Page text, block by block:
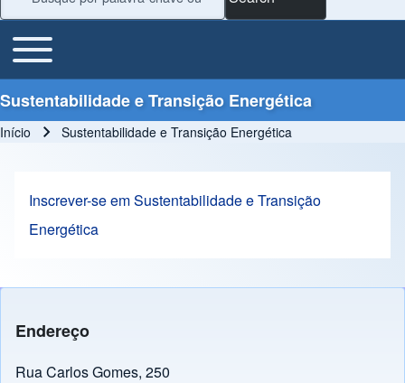
Main Menu
Toggle main menu
Sustentabilidade e Transição Energética
Início Sustentabilidade e Transição Energética
Inscrever-se em Sustentabilidade e Transição
Energética
Endereço
Rua Carlos Gomes, 250